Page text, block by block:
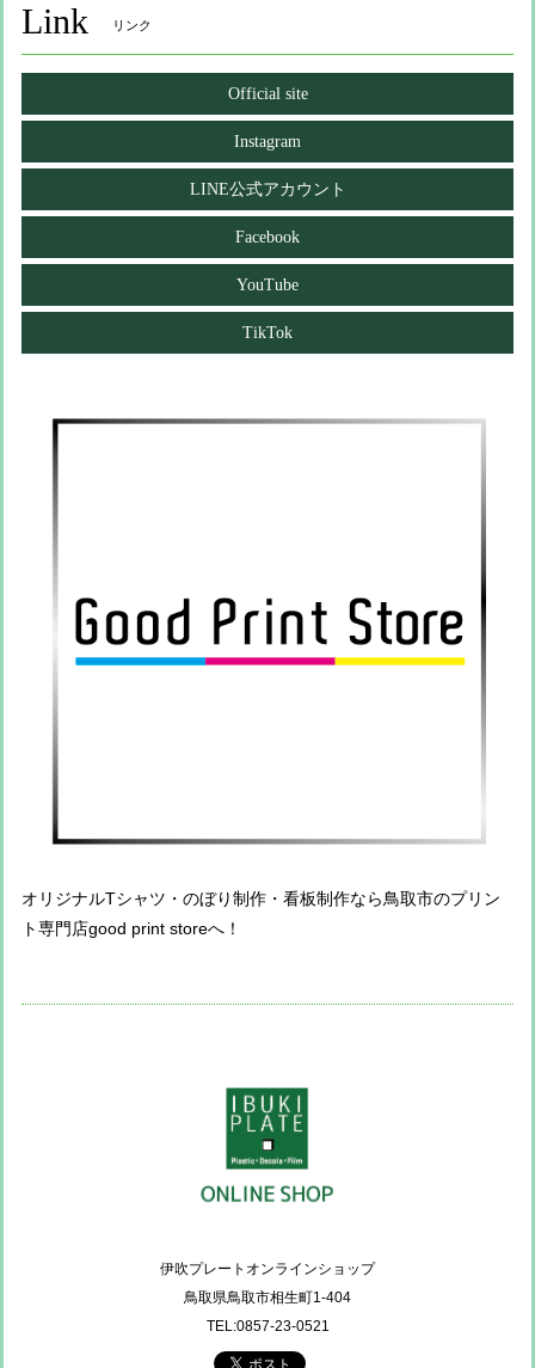
Link リンク
Official site
Instagram
LINE公式アカウント
Facebook
YouTube
TikTok
オリジナルTシャツ・のぼり制作・看板制作なら鳥取市のプリン
ト専門店good print storeへ！
伊吹プレートオンラインショップ
鳥取県鳥取市相生町1-404
TEL:0857-23-0521